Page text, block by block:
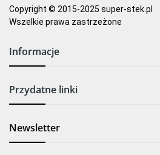
Copyright © 2015-2025 super-stek.pl
Wszelkie prawa zastrzeżone
Informacje
Przydatne linki
Newsletter